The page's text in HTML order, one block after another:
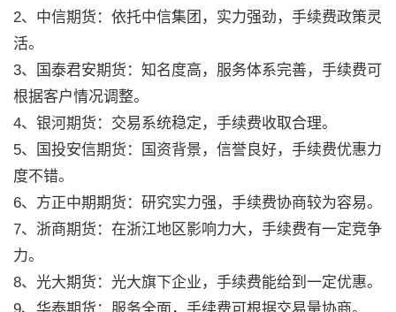
2、中信期货：依托中信集团，实力强劲，手续费政策灵
活。
3、国泰君安期货：知名度高，服务体系完善，手续费可
根据客户情况调整。
4、银河期货：交易系统稳定，手续费收取合理。
5、国投安信期货：国资背景，信誉良好，手续费优惠力
度不错。
6、方正中期期货：研究实力强，手续费协商较为容易。
7、浙商期货：在浙江地区影响力大，手续费有一定竞争
力。
8、光大期货：光大旗下企业，手续费能给到一定优惠。